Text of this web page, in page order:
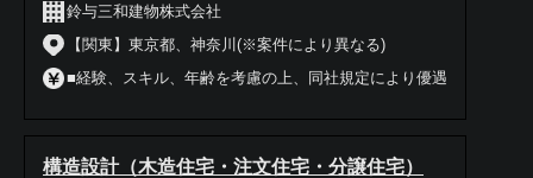
鈴与三和建物株式会社
【関東】東京都、神奈川(※案件により異なる)
■経験、スキル、年齢を考慮の上、同社規定により優遇
構造設計（木造住宅・注文住宅・分譲住宅）